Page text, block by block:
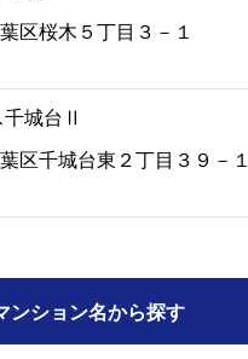
区桜木５丁目３－１
千城台Ⅱ
区千城台東２丁目３９－１
ンション名から探す